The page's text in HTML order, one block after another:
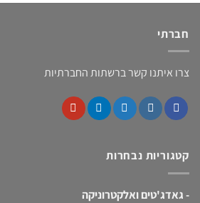
חברתי
צרו איתנו קשר ברשתות החברתיות
קטגוריות נבחרות
-גאדג'טים ואלקטרוניקה